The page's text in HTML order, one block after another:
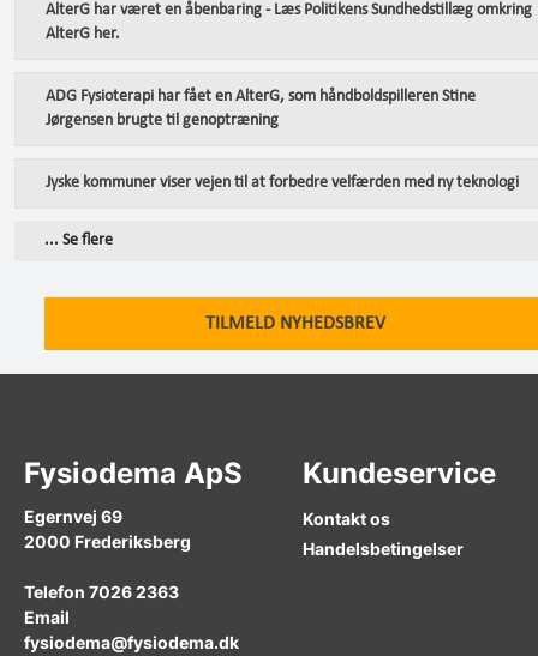
AlterG har været en åbenbaring - Læs Politikens Sundhedstillæg omkring
AlterG her.
ADG Fysioterapi har fået en AlterG, som håndboldspilleren Stine
Jørgensen brugte til genoptræning
Jyske kommuner viser vejen til at forbedre velfærden med ny teknologi
... Se flere
TILMELD NYHEDSBREV
Fysiodema ApS
Egernvej 69
2000 Frederiksberg
Telefon 7026 2363
Email
fysiodema@fysiodema.dk
Kundeservice
Kontakt os
Handelsbetingelser